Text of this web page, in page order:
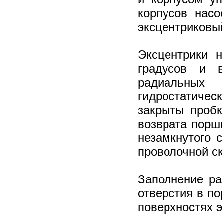
корпусов
Эксцентрики
градусов и
закрыты
возврата
проволочной
Заполнение
отверстия в
поверхностях